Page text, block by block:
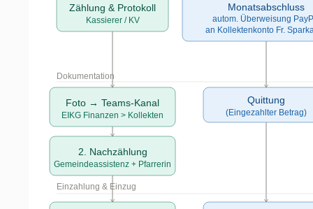
Zählung & Protokoll
Kassierer / KV
Monatsabschluss
autom. Überweisung
an Kollektenkonto Fr.
Dokumentation
Foto → Teams-Kanal
EIKG Finanzen > Kollekten
2. Nachzählung
Gemeindeassistenz + Pfarrerin
Quittung
(Eingezahlter Betrag)
Einzahlung & Einzug